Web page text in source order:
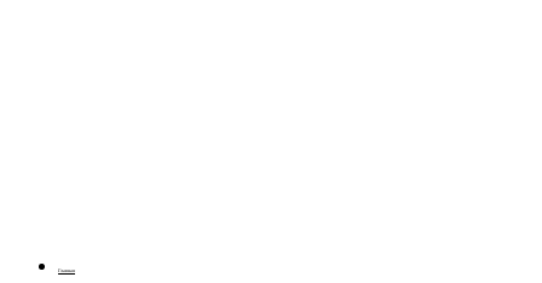
Главная